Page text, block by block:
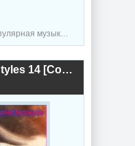
музыка / Поп музыка / Танцевальная музыка / Сборник музыка
Collection Of House Styles 14 [Compiled by tokarilo] (2024) торрент